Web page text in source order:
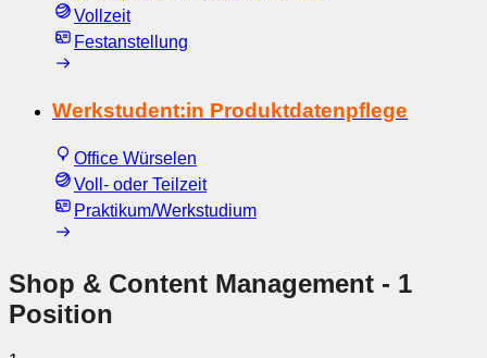
Vollzeit
Festanstellung
Werkstudent:in Produktdatenpflege
Office Würselen
Voll- oder Teilzeit
Praktikum/Werkstudium
Shop & Content Management - 1
Position